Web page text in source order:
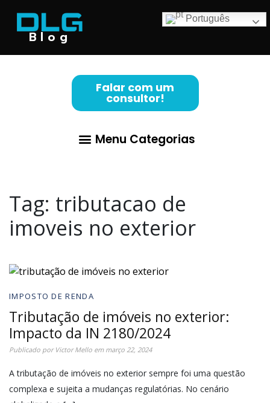
Blog
Português
Falar com um
consultor!
Menu Categorias
Tag: tributacao de
imoveis no exterior
IMPOSTO DE RENDA
Tributação de imóveis no exterior:
Impacto da IN 2180/2024
Publicado por Victor Mello em março 22, 2024
A tributação de imóveis no exterior sempre foi uma questão
complexa e sujeita a mudanças regulatórias. No cenário